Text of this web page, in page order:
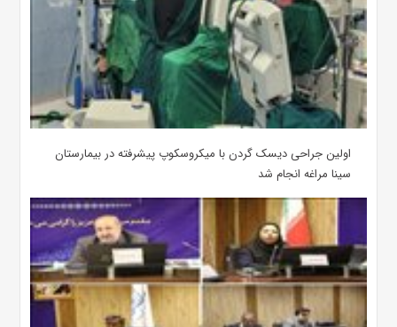
اولین جراحی دیسک گردن با میکروسکوپ پیشرفته در بیمارستان
سینا مراغه انجام شد